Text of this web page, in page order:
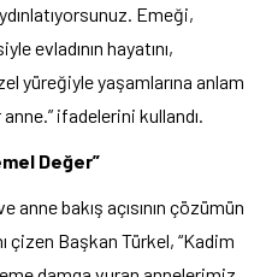
Emeği,
evladının hayatını,
yüreğiyle yaşamlarına anlam
ifadelerini kullandı.
Değer”
anne bakış açısının çözümün
çizen Başkan Türkel, “Kadim